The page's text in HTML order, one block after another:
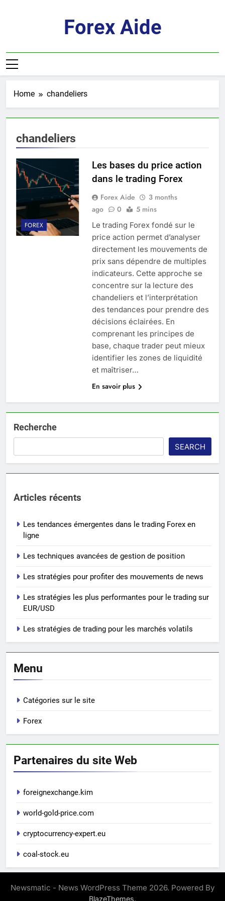
Forex Aide
Home chandeliers
chandeliers
FOREX
Les bases du price action
dans le trading Forex
Forex Aide
3 months
ago
0 5 mins
Le trading Forex fondé sur le
price action permet d’analyser
directement les mouvements de
prix sans dépendre de multiples
indicateurs. Cette approche se
concentre sur la lecture des
chandeliers et l’interprétation
des tendances pour prendre des
décisions éclairées. En
comprenant les principes de
base, chaque trader peut mieux
identifier les zones de liquidité
et maîtriser…
En savoir plus
Recherche
SEARCH
Articles récents
Les tendances émergentes dans le trading Forex en
ligne
Les techniques avancées de gestion de position
Les stratégies pour profiter des mouvements de news
Les stratégies les plus performantes pour le trading sur
EUR/USD
Les stratégies de trading pour les marchés volatils
Menu
Catégories sur le site
Forex
Partenaires du site Web
foreignexchange.kim
world-gold-price.com
cryptocurrency-expert.eu
coal-stock.eu
Newsmatic - News WordPress Theme 2026. Powered By
BlazeThemes.